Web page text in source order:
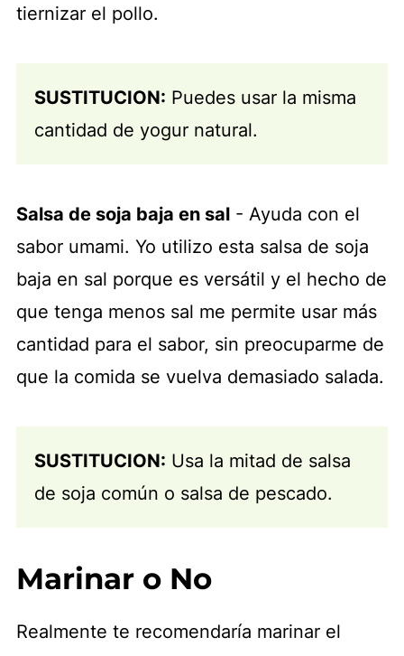
tiernizar el pollo.
SUSTITUCION: Puedes usar la misma
cantidad de yogur natural.
Salsa de soja baja en sal- Ayuda con el
sabor umami. Yo utilizo esta salsa de soja
baja en sal porque es versátil y el hecho de
que tenga menos sal me permite usar más
cantidad para el sabor, sin preocuparme de
que la comida se vuelva demasiado salada.
SUSTITUCION: Usa la mitad de salsa
de soja común o salsa de pescado.
Marinar o No
Realmente te recomendaría marinar el